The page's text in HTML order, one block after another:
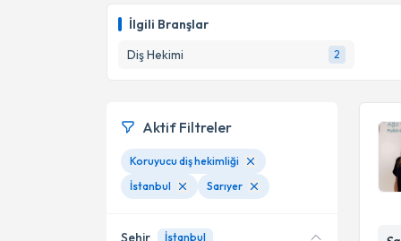
İlgili Branşlar
Diş Hekimi
2
Aktif Filtreler
Koruyucu diş hekimliği
İstanbul
Sarıyer
Şehir İstanbul